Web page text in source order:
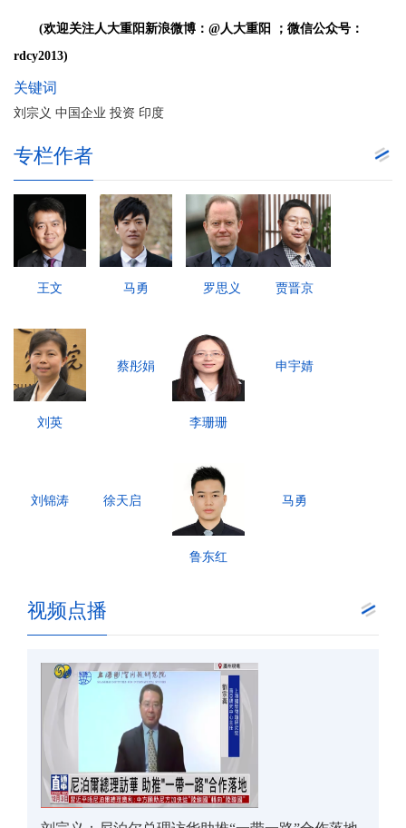
(欢迎关注人大重阳新浪微博：@人大重阳 ；微信公众号：
rdcy2013)
关键词
刘宗义 中国企业 投资 印度
专栏作者
王文 马勇 罗思义 贾晋京
刘英
蔡彤娟
李珊珊
申宇婧
刘锦涛 徐天启
鲁东红
马勇
视频点播